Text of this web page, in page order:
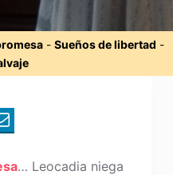
- Sueños de libertad -
… Leocadia niega